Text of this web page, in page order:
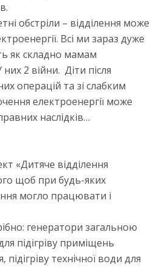
обстріли – відділення може
Всі ми зараз дуже
як складно мамам
2 війни. Діти після
операцій та зі слабким
електроенергії може
наслідків…
«Дитяче відділення
щоб при будь-яких
могло працювати і
генератори загальною
підігріву приміщень
підігріву технічної води для